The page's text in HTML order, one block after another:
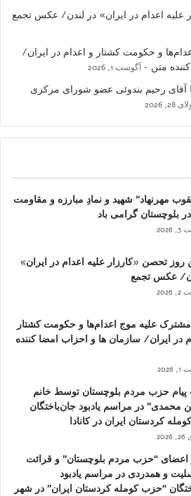
علیه اعدام در ایران» در لندن/ عکس تجمع
و حکومت کشتار و اعدام در ایران/
متن
آگوست 1, 2026
آقای رحیم بندوئی عضو شورای مرکزی
28, 2026
مهرنهاد” شهید و نمادِ مبارزه و مقاومت
بلوچستان گرامی باد
روز تحصن «کارزار علیه اعدام در ایران»
عکس تجمع
مشترک علیه موج اعدام‌ها و حکومت کشتار
در ایران/ سازمان ها و احزاب امضا کننده
پیام حزب مردم بلوچستان توسط خانم
محمدی” در مراسم یادبود جان‌باختگان
کردستان ایران در کانادا
“حزب مردم بلوچستان” و قرائت
و همدردی در مراسم یادبود
“حزب کومله کردستان ایران” در شهر